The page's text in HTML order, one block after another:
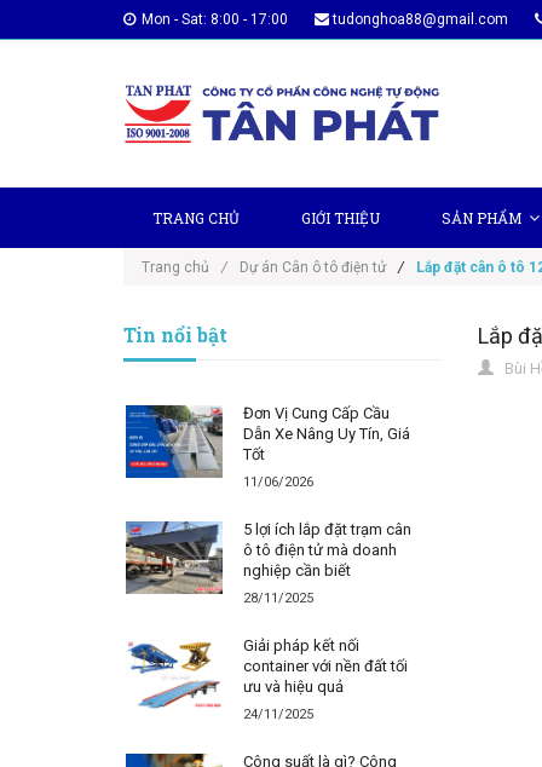
Mon - Sat: 8:00 - 17:00 tudonghoa88@gmail.com
TRANG CHỦ GIỚI THIỆU SẢN PHẨM
Trang chủ / Dự án Cân ô tô điện tử / Lắp đặt cân ô tô
Tin nổi bật
Đơn Vị Cung Cấp Cầu
Dẫn Xe Nâng Uy Tín, Giá
Tốt
11/06/2026
5 lợi ích lắp đặt trạm cân
ô tô điện tử mà doanh
nghiệp cần biết
28/11/2025
Giải pháp kết nối
container với nền đất tối
ưu và hiệu quả
24/11/2025
Công suất là gì? Công
Lắp
Bùi